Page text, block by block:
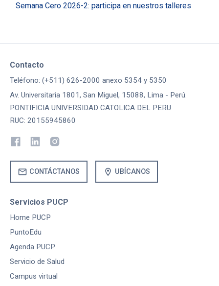
Semana Cero 2026-2: participa en nuestros talleres
Contacto
Teléfono: (+511) 626-2000 anexo 5354 y 5350
Av. Universitaria 1801, San Miguel, 15088, Lima - Perú.
PONTIFICIA UNIVERSIDAD CATOLICA DEL PERU
RUC: 20155945860
mail CONTÁCTANOS location_on UBÍCANOS
Servicios PUCP
Home PUCP
PuntoEdu
Agenda PUCP
Servicio de Salud
Campus virtual